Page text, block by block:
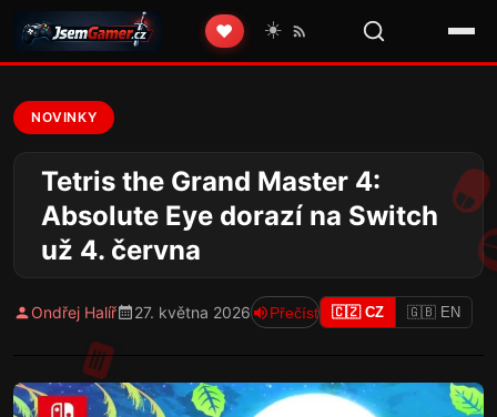
❤️ ☀️
NOVINKY
Tetris the Grand Master 4:
Absolute Eye dorazí na Switch
už 4. června
Ondřej Halíř 27. května 2026 Přečíst 🇨🇿 CZ 🇬🇧 EN